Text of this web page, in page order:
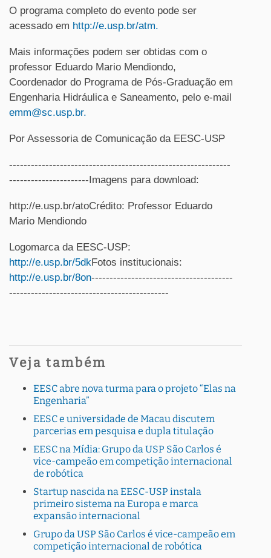
O programa completo do evento pode ser
acessado em http://e.usp.br/atm.
Mais informações podem ser obtidas com o
professor Eduardo Mario Mendiondo,
Coordenador do Programa de Pós-Graduação em
Engenharia Hidráulica e Saneamento, pelo e-mail
emm@sc.usp.br.
Por Assessoria de Comunicação da EESC-USP
-------------------------------------------------------------
----------------------Imagens para download:
http://e.usp.br/atoCrédito: Professor Eduardo
Mario Mendiondo
Logomarca da EESC-USP:
http://e.usp.br/5dkFotos institucionais:
http://e.usp.br/8on---------------------------------------
--------------------------------------------
Veja também
EESC abre nova turma para o projeto “Elas na
Engenharia”
EESC e universidade de Macau discutem
parcerias em pesquisa e dupla titulação
EESC na Mídia: Grupo da USP São Carlos é
vice-campeão em competição internacional
de robótica
Startup nascida na EESC-USP instala
primeiro sistema na Europa e marca
expansão internacional
Grupo da USP São Carlos é vice-campeão em
competição internacional de robótica